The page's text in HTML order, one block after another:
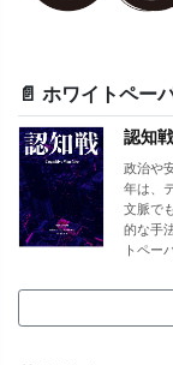
📄 ホワイトペー
認知戦
政治や
年は、
文脈で
的な手
トペー